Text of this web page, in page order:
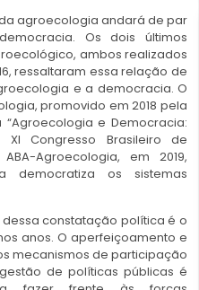
agroecologia andará de par
Os dois últimos
ambos realizados
ressaltaram essa relação de
e a democracia. O
promovido em 2018 pela
e Democracia:
Congresso Brasileiro de
Agroecologia, em 2019,
democratiza os sistemas
constatação política é o
anos. O aperfeiçoamento e
mecanismos de participação
de políticas públicas é